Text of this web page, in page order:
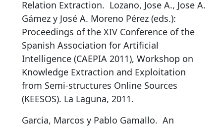
Relation Extraction. Lozano, Jose A., Jose A.
Gámez y José A. Moreno Pérez (eds.):
Proceedings of the XIV Conference of the
Spanish Association for Artificial
Intelligence (CAEPIA 2011), Workshop on
Knowledge Extraction and Exploitation
from Semi-structures Online Sources
(KEESOS). La Laguna, 2011.
Garcia, Marcos y Pablo Gamallo. An